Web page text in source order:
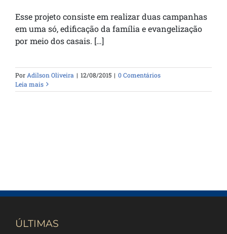
Esse projeto consiste em realizar duas campanhas
em uma só, edificação da família e evangelização
por meio dos casais. […]
PorAdilson Oliveira | 12/08/2015 | 0 Comentários
Leia mais
ÚLTIMAS